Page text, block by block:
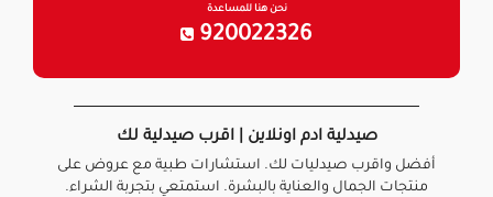
نحن هنا للمساعدة
920022326
صيدلية ادم اونلاين | اقرب صيدلية لك
أفضل واقرب صيدليات لك. استشارات طبية مع عروض على
منتجات الجمال والعناية بالبشرة. استمتعي بتجربة الشراء.